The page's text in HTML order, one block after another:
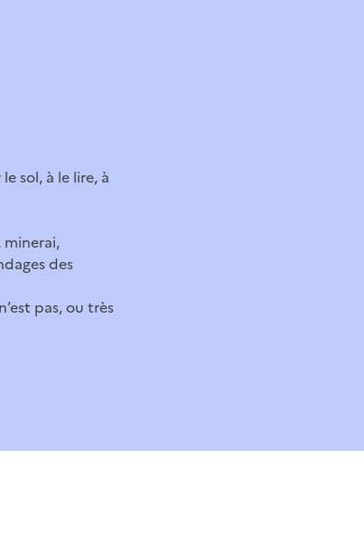
sol, à le lire, à
minerai,
des
pas, ou très